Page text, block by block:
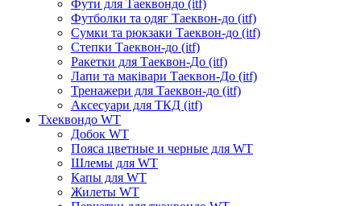
Фути для Таеквондо (itf)
Футболки та одяг Таеквон-до (itf)
Сумки та рюкзаки Таеквон-до (itf)
Степки Таеквон-до (itf)
Ракетки для Таеквон-До (itf)
Лапи та маківари Таеквон-До (itf)
Тренажери для Таеквон-до (itf)
Аксесуари для ТКД (itf)
Тхеквондо WT
Добок WT
Пояса цветные и черные для WT
Шлемы для WT
Капы для WT
Жилеты WT